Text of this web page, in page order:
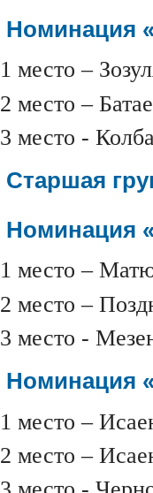
Номинация
1 место –
2 место –
3 место -
Старшая
Номинация
1 место –
2 место –
3 место -
Номинация
1 место –
2 место –